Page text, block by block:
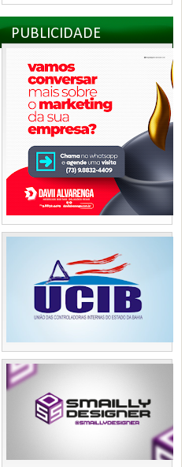
PUBLICIDADE